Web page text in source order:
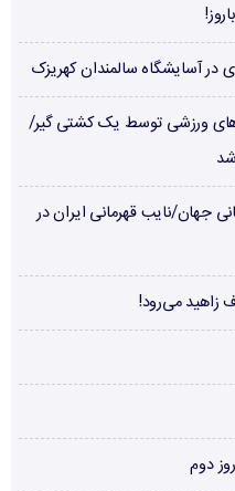
آسایشگاه سالمندان کهریزک
های ورزشی توسط یک کشتی گیر/
جهان/نایب قهرمانی ایران در
زاهید می‌رود!